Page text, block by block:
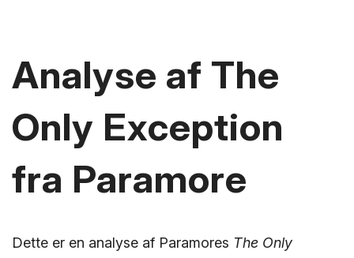
Analyse af The
Only Exception
fra Paramore
Dette er en analyse af Paramores The Only